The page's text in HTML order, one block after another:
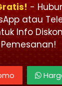
-
atau
Info
Pemesanan!